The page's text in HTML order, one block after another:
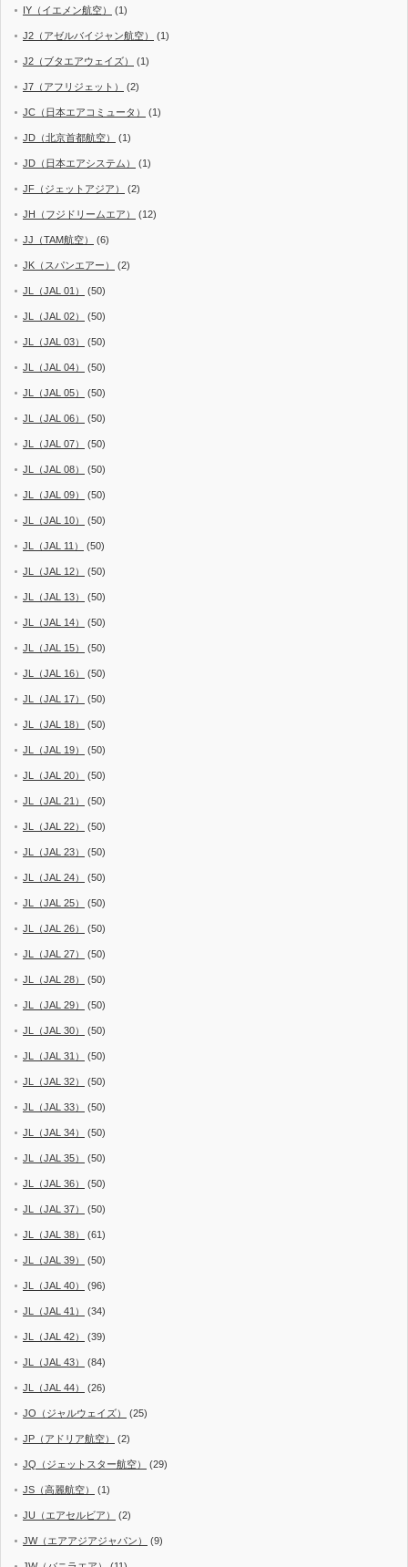
IY（イエメン航空） (1)
J2（アゼルバイジャン航空） (1)
J2（ブタエアウェイズ） (1)
J7（アフリジェット） (2)
JC（日本エアコミュータ） (1)
JD（北京首都航空） (1)
JD（日本エアシステム） (1)
JF（ジェットアジア） (2)
JH（フジドリームエア） (12)
JJ（TAM航空） (6)
JK（スパンエアー） (2)
JL（JAL 01） (50)
JL（JAL 02） (50)
JL（JAL 03） (50)
JL（JAL 04） (50)
JL（JAL 05） (50)
JL（JAL 06） (50)
JL（JAL 07） (50)
JL（JAL 08） (50)
JL（JAL 09） (50)
JL（JAL 10） (50)
JL（JAL 11） (50)
JL（JAL 12） (50)
JL（JAL 13） (50)
JL（JAL 14） (50)
JL（JAL 15） (50)
JL（JAL 16） (50)
JL（JAL 17） (50)
JL（JAL 18） (50)
JL（JAL 19） (50)
JL（JAL 20） (50)
JL（JAL 21） (50)
JL（JAL 22） (50)
JL（JAL 23） (50)
JL（JAL 24） (50)
JL（JAL 25） (50)
JL（JAL 26） (50)
JL（JAL 27） (50)
JL（JAL 28） (50)
JL（JAL 29） (50)
JL（JAL 30） (50)
JL（JAL 31） (50)
JL（JAL 32） (50)
JL（JAL 33） (50)
JL（JAL 34） (50)
JL（JAL 35） (50)
JL（JAL 36） (50)
JL（JAL 37） (50)
JL（JAL 38） (61)
JL（JAL 39） (50)
JL（JAL 40） (96)
JL（JAL 41） (34)
JL（JAL 42） (39)
JL（JAL 43） (84)
JL（JAL 44） (26)
JO（ジャルウェイズ） (25)
JP（アドリア航空） (2)
JQ（ジェットスター航空） (29)
JS（高麗航空） (1)
JU（エアセルビア） (2)
JW（エアアジアジャパン） (9)